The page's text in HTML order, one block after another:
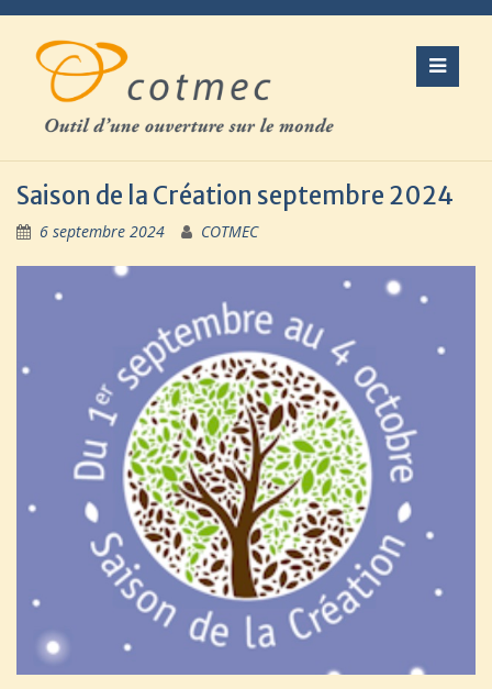
Skip
content
Saison de la Création septembre 2024
6 septembre 2024 COTMEC